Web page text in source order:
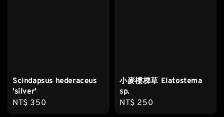
Scindapsus hederaceus
'silver'
Regular
NT$ 350
小麥樓梯草 Elatostema
sp.
Regular
NT$ 250